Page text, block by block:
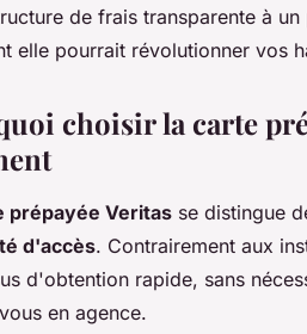
de frais transparente à
elle pourrait révolutionner vos
choisir la carte
prépayée Veritas se distingue
d'accès. Contrairement aux
d'obtention rapide, sans
en agence.